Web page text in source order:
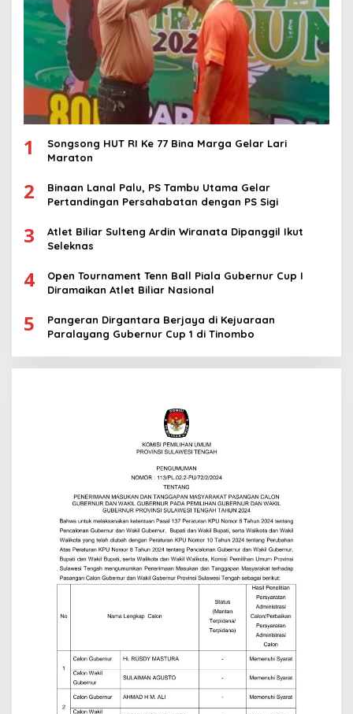
1
Songsong HUT RI Ke 77 Bina Marga Gelar Lari
Maraton
2
Binaan Lanal Palu, PS Tambu Utama Gelar
Pertandingan Persahabatan dengan PS Sigi
3
Atlet Biliar Sulteng Ardin Wiranata Dipanggil Ikut
Seleknas
4
Open Tournament Tenn Ball Piala Gubernur Cup I
Diramaikan Atlet Biliar Nasional
5
Pangeran Dirgantara Berjaya di Kejuaraan
Paralayang Gubernur Cup 1 di Tinombo